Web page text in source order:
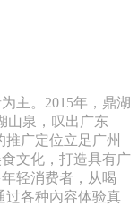
主。 2015年，鼎湖
山泉，叹出广东
广定位立足广州
文化，打造具有广
轻消费者，从喝
过各种內容体验真